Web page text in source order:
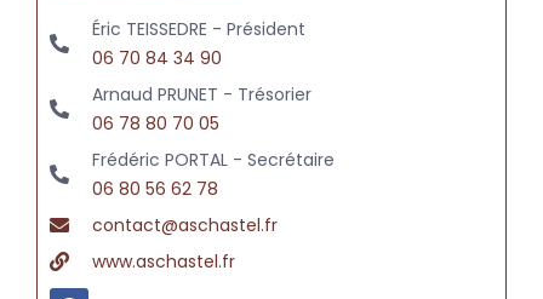
Éric TEISSEDRE - Président
06 70 84 34 90
Arnaud PRUNET - Trésorier
06 78 80 70 05
Frédéric PORTAL - Secrétaire
06 80 56 62 78
contact@aschastel.fr
www.aschastel.fr